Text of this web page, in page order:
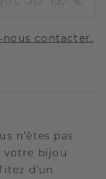
nous contacter.
n’êtes pas
votre bijou
d’un